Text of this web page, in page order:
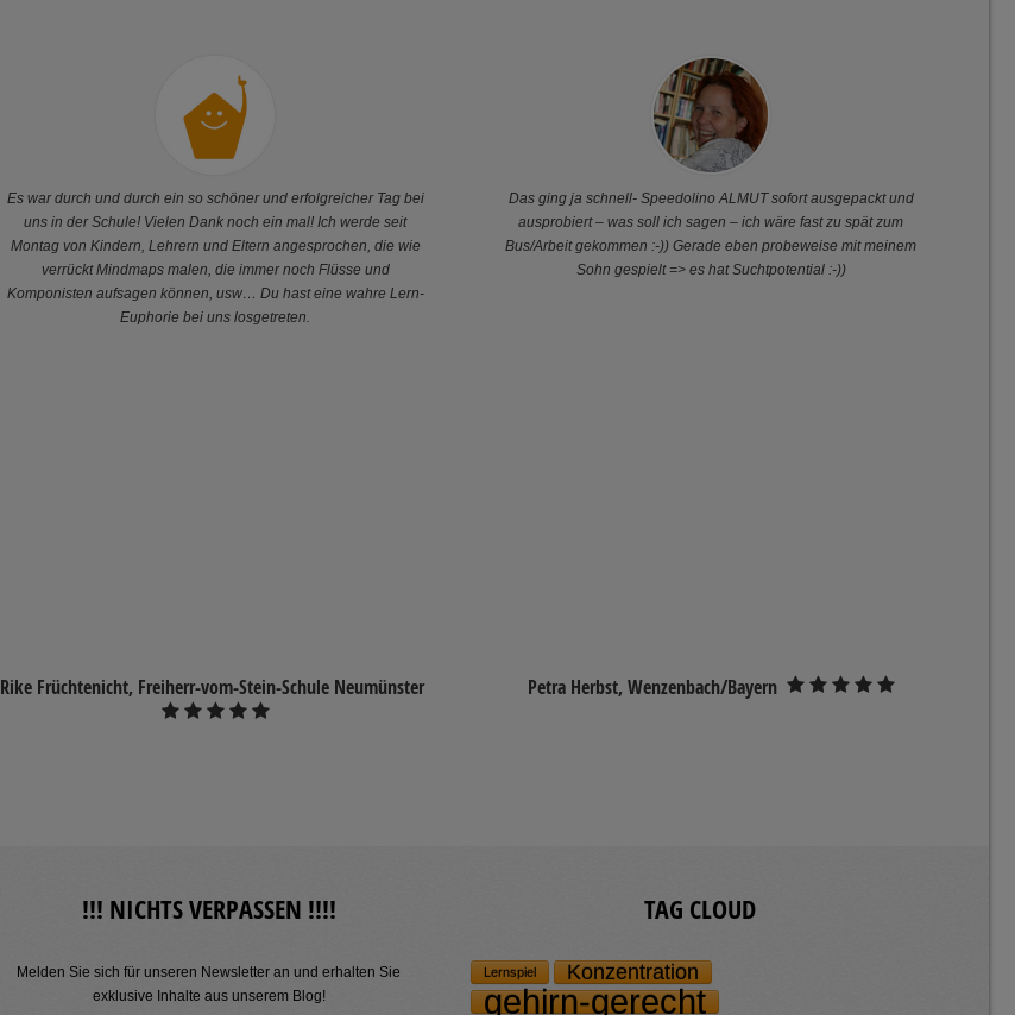
Es war durch und durch ein so schöner und erfolgreicher Tag bei
uns in der Schule! Vielen Dank noch ein mal! Ich werde seit
Montag von Kindern, Lehrern und Eltern angesprochen, die wie
verrückt Mindmaps malen, die immer noch Flüsse und
Komponisten aufsagen können, usw… Du hast eine wahre Lern-
Euphorie bei uns losgetreten.
Rike Früchtenicht, Freiherr-vom-Stein-Schule Neumünster
Das ging ja schnell- Speedolino ALMUT sofort ausgepackt und
ausprobiert – was soll ich sagen – ich wäre fast zu spät zum
Bus/Arbeit gekommen :-)) Gerade eben probeweise mit meinem
Sohn gespielt => es hat Suchtpotential :-))
Petra Herbst, Wenzenbach/Bayern
!!! NICHTS VERPASSEN !!!!
Melden Sie sich für unseren Newsletter an und erhalten Sie
exklusive Inhalte aus unserem Blog!
TAG CLOUD
Lernspiel Konzentration
gehirn-gerecht